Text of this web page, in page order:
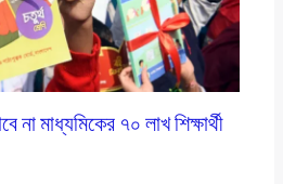
না মাধ্যমিকের ৭০ লাখ শিক্ষার্থী